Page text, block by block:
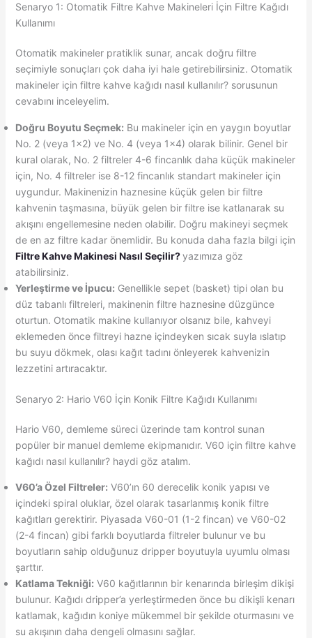
Senaryo 1: Otomatik Filtre Kahve Makineleri İçin Filtre Kağıdı
Kullanımı
Otomatik makineler pratiklik sunar, ancak doğru filtre
seçimiyle sonuçları çok daha iyi hale getirebilirsiniz. Otomatik
makineler için filtre kahve kağıdı nasıl kullanılır? sorusunun
cevabını inceleyelim.
Doğru Boyutu Seçmek: Bu makineler için en yaygın boyutlar
No. 2 (veya 1×2) ve No. 4 (veya 1×4) olarak bilinir. Genel bir
kural olarak, No. 2 filtreler 4-6 fincanlık daha küçük makineler
için, No. 4 filtreler ise 8-12 fincanlık standart makineler için
uygundur. Makinenizin haznesine küçük gelen bir filtre
kahvenin taşmasına, büyük gelen bir filtre ise katlanarak su
akışını engellemesine neden olabilir. Doğru makineyi seçmek
de en az filtre kadar önemlidir. Bu konuda daha fazla bilgi için
Filtre Kahve Makinesi Nasıl Seçilir? yazımıza göz
atabilirsiniz.
Yerleştirme ve İpucu: Genellikle sepet (basket) tipi olan bu
düz tabanlı filtreleri, makinenin filtre haznesine düzgünce
oturtun. Otomatik makine kullanıyor olsanız bile, kahveyi
eklemeden önce filtreyi hazne içindeyken sıcak suyla ıslatıp
bu suyu dökmek, olası kağıt tadını önleyerek kahvenizin
lezzetini artıracaktır.
Senaryo 2: Hario V60 İçin Konik Filtre Kağıdı Kullanımı
Hario V60, demleme süreci üzerinde tam kontrol sunan
popüler bir manuel demleme ekipmanıdır. V60 için filtre kahve
kağıdı nasıl kullanılır? haydi göz atalım.
V60’a Özel Filtreler: V60’ın 60 derecelik konik yapısı ve
içindeki spiral oluklar, özel olarak tasarlanmış konik filtre
kağıtları gerektirir. Piyasada V60-01 (1-2 fincan) ve V60-02
(2-4 fincan) gibi farklı boyutlarda filtreler bulunur ve bu
boyutların sahip olduğunuz dripper boyutuyla uyumlu olması
şarttır.
Katlama Tekniği: V60 kağıtlarının bir kenarında birleşim dikişi
bulunur. Kağıdı dripper’a yerleştirmeden önce bu dikişli kenarı
katlamak, kağıdın koniye mükemmel bir şekilde oturmasını ve
su akışının daha dengeli olmasını sağlar.